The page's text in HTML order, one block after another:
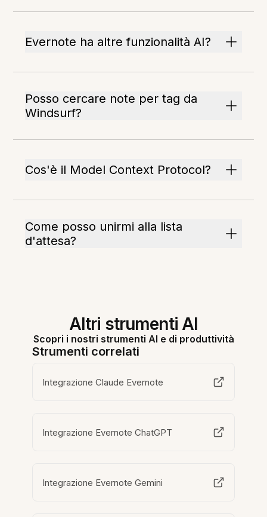
Evernote ha altre funzionalità AI?
Posso cercare note per tag da
Windsurf?
Cos'è il Model Context Protocol?
Come posso unirmi alla lista
d'attesa?
Altri strumenti AI
Scopri i nostri strumenti AI e di produttività
Strumenti correlati
Integrazione Claude Evernote
Integrazione Evernote ChatGPT
Integrazione Evernote Gemini